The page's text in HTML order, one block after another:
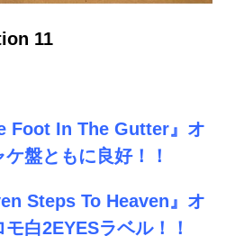
11
Foot In The Gutter』オ
ケ盤ともに良好！！
Steps To Heaven』オ
白2EYESラベル！！